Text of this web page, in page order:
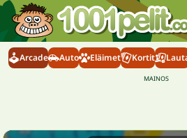
Arcade Auto Eläimet Kortit